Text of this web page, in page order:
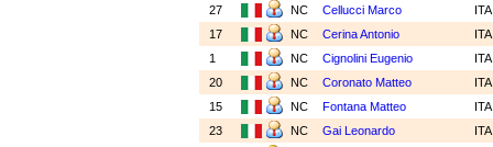
27
NC Cellucci Marco
17
NC Cerina Antonio
1
NC Cignolini Eugenio
20
NC Coronato Matteo
15
NC Fontana Matteo
23
NC Gai Leonardo